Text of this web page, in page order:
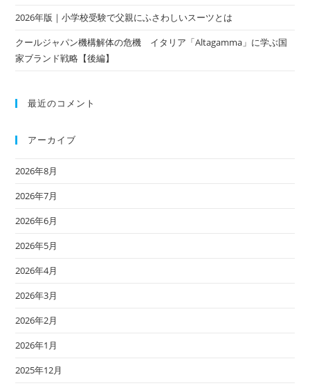
2026年版｜小学校受験で父親にふさわしいスーツとは
クールジャパン機構解体の危機 イタリア「Altagamma」に学ぶ国
家ブランド戦略【後編】
最近のコメント
アーカイブ
2026年8月
2026年7月
2026年6月
2026年5月
2026年4月
2026年3月
2026年2月
2026年1月
2025年12月